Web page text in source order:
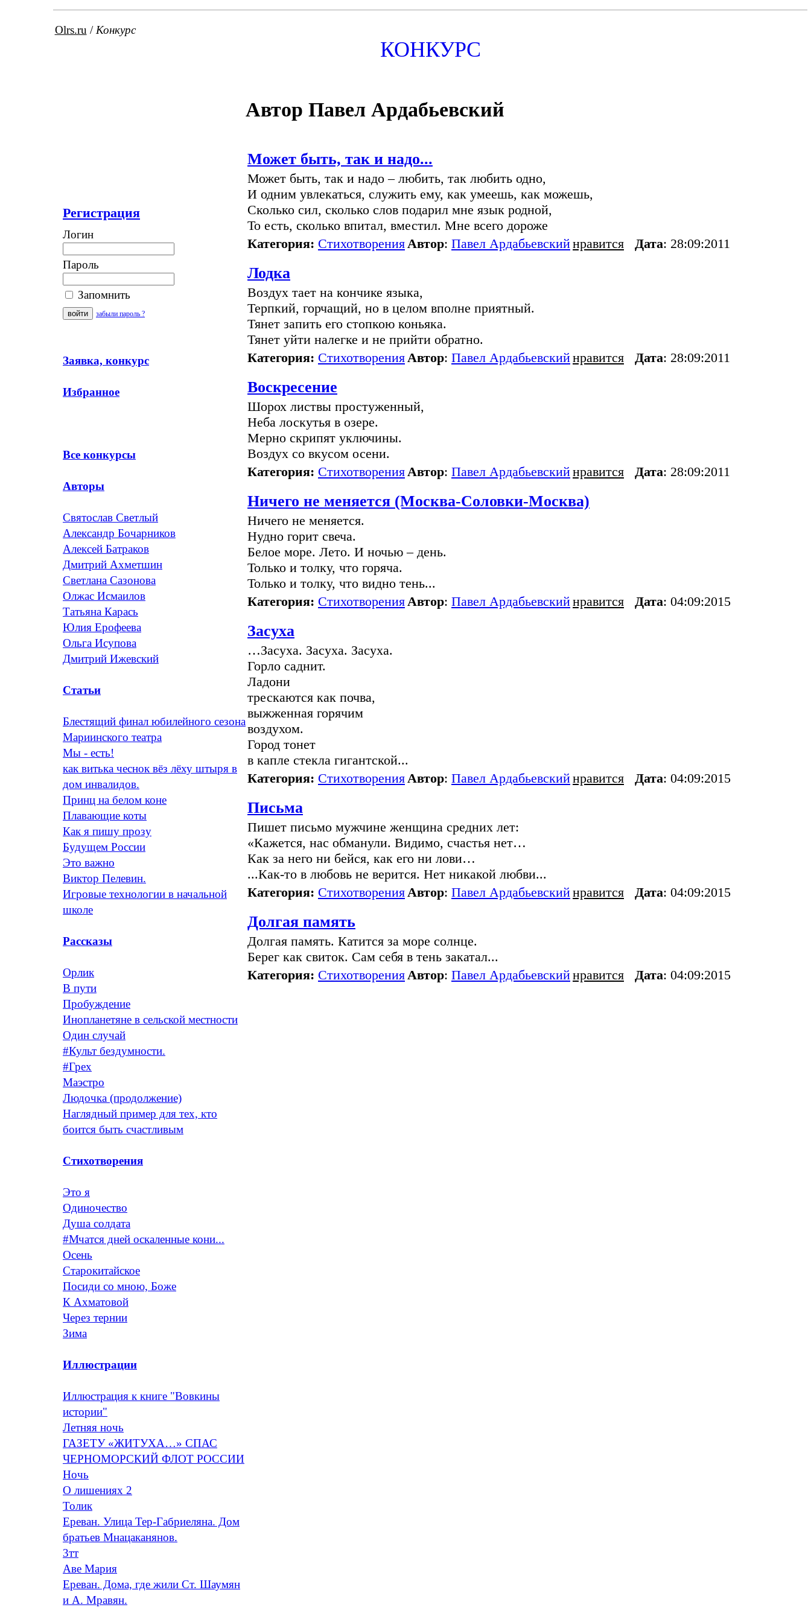
Olrs.ru / Конкурс
КОНКУРС
Регистрация
Логин
Пароль
Запомнить
забыли пароль ?
Заявка, конкурс
Избранное
Все конкурсы
Авторы
Святослав Светлый
Александр Бочарников
Алексей Батраков
Дмитрий Ахметшин
Светлана Сазонова
Олжас Исмаилов
Татьяна Карась
Юлия Ерофеева
Ольга Исупова
Дмитрий Ижевский
Статьи
Блестящий финал юбилейного сезона
Мариинского театра
Мы - есть!
как витька чеснок вёз лёху штыря в
дом инвалидов.
Принц на белом коне
Плавающие коты
Как я пишу прозу
Будущем России
Это важно
Виктор Пелевин.
Игровые технологии в начальной
школе
Рассказы
Орлик
В пути
Пробуждение
Инопланетяне в сельской местности
Один случай
#Культ бездумности.
#Грех
Маэстро
Людочка (продолжение)
Наглядный пример для тех, кто
боится быть счастливым
Стихотворения
Это я
Одиночество
Душа солдата
#Мчатся дней оскаленные кони...
Осень
Старокитайское
Посиди со мною, Боже
К Ахматовой
Через тернии
Зима
Иллюстрации
Иллюстрация к книге "Вовкины
истории"
Летняя ночь
ГАЗЕТУ «ЖИТУХА…» СПАС
ЧЕРНОМОРСКИЙ ФЛОТ РОССИИ
Ночь
O лишениях 2
Толик
Ереван. Улица Тер-Габриеляна. Дом
братьев Мнацаканянов.
3тт
Аве Мария
Ереван. Дома, где жили Ст. Шаумян
и А. Мравян.
Автор Павел Ардабьевский
Может быть, так и надо...
Может быть, так и надо – любить, так любить одно,
И одним увлекаться, служить ему, как умеешь, как можешь,
Сколько сил, сколько слов подарил мне язык родной,
То есть, сколько впитал, вместил. Мне всего дороже
Категория: Стихотворения Автор: Павел Ардабьевскийнравится Дата: 28:09:2011
Лодка
Воздух тает на кончике языка,
Терпкий, горчащий, но в целом вполне приятный.
Тянет запить его стопкою коньяка.
Тянет уйти налегке и не прийти обратно.
Категория: Стихотворения Автор: Павел Ардабьевскийнравится Дата: 28:09:2011
Воскресение
Шорох листвы простуженный,
Неба лоскутья в озере.
Мерно скрипят уключины.
Воздух со вкусом осени.
Категория: Стихотворения Автор: Павел Ардабьевскийнравится Дата: 28:09:2011
Ничего не меняется (Москва-Соловки-Москва)
Ничего не меняется.
Нудно горит свеча.
Белое море. Лето. И ночью – день.
Только и толку, что горяча.
Только и толку, что видно тень...
Категория: Стихотворения Автор: Павел Ардабьевскийнравится Дата: 04:09:2015
Засуха
…Засуха. Засуха. Засуха.
Горло саднит.
Ладони
трескаются как почва,
выжженная горячим
воздухом.
Город тонет
в капле стекла гигантской...
Категория: Стихотворения Автор: Павел Ардабьевскийнравится Дата: 04:09:2015
Письма
Пишет письмо мужчине женщина средних лет:
«Кажется, нас обманули. Видимо, счастья нет…
Как за него ни бейся, как его ни лови…
...Как-то в любовь не верится. Нет никакой любви...
Категория: Стихотворения Автор: Павел Ардабьевскийнравится Дата: 04:09:2015
Долгая память
Долгая память. Катится за море солнце.
Берег как свиток. Сам себя в тень закатал...
Категория: Стихотворения Автор: Павел Ардабьевскийнравится Дата: 04:09:2015